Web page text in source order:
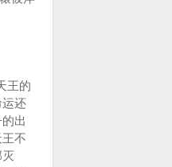
王的
还
出
不
灭